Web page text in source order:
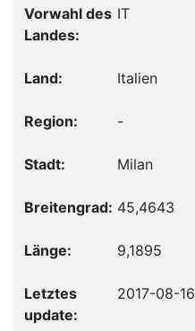
IT
Italien
-
Milan
45,4643
9,1895
2017-08-16